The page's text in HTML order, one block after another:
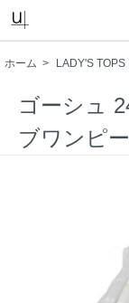
ホーム > LADY'S TOPS
ゴーシュ
ブワンピ